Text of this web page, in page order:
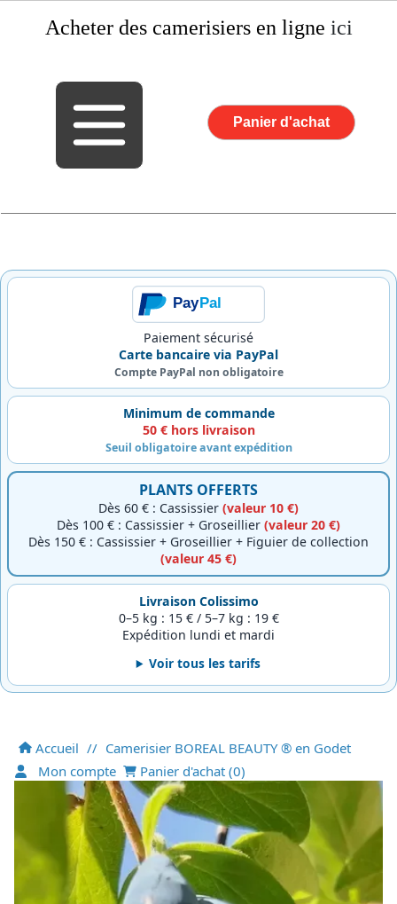
Acheter des camerisiers en ligne ici
Panier d'achat
PayPal
Paiement sécurisé
Carte bancaire via PayPal
Compte PayPal non obligatoire
Minimum de commande
50 € hors livraison
Seuil obligatoire avant expédition
PLANTS OFFERTS
Dès 60 € : Cassissier (valeur 10 €)
Dès 100 € : Cassissier + Groseillier (valeur 20 €)
Dès 150 € : Cassissier + Groseillier + Figuier de collection
(valeur 45 €)
Livraison Colissimo
0–5 kg : 15 € / 5–7 kg : 19 €
Expédition lundi et mardi
Voir tous les tarifs
Accueil // Camerisier BOREAL BEAUTY ® en Godet
Mon compte
Panier d'achat (0)